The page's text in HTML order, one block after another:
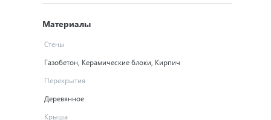
Материалы
Стены
Газобетон, Керамические блоки, Кирпич
Перекрытия
Деревянное
Крыша